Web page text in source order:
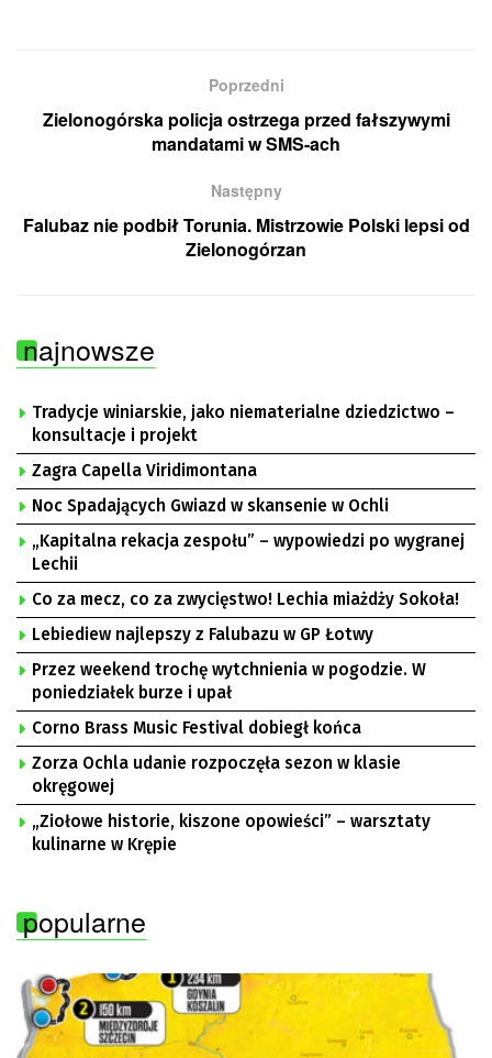
Poprzedni
Zielonogórska policja ostrzega przed fałszywymi
mandatami w SMS-ach
Następny
Falubaz nie podbił Torunia. Mistrzowie Polski lepsi od
Zielonogórzan
najnowsze
Tradycje winiarskie, jako niematerialne dziedzictwo –
konsultacje i projekt
Zagra Capella Viridimontana
Noc Spadających Gwiazd w skansenie w Ochli
„Kapitalna rekacja zespołu” – wypowiedzi po wygranej
Lechii
Co za mecz, co za zwycięstwo! Lechia miażdży Sokoła!
Lebiediew najlepszy z Falubazu w GP Łotwy
Przez weekend trochę wytchnienia w pogodzie. W
poniedziałek burze i upał
Corno Brass Music Festival dobiegł końca
Zorza Ochla udanie rozpoczęła sezon w klasie
okręgowej
„Ziołowe historie, kiszone opowieści” – warsztaty
kulinarne w Krępie
popularne